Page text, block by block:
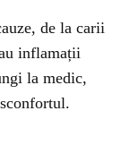
de la carii
inflamații
la medic,